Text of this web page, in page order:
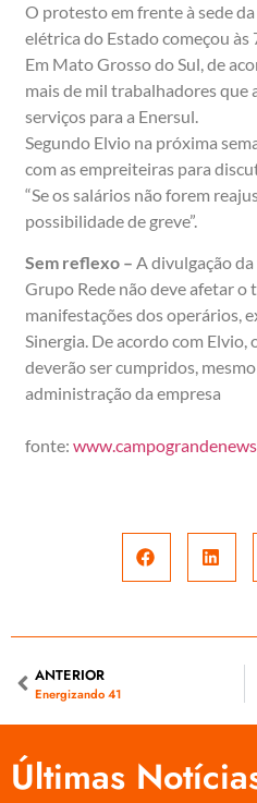
O protesto em frente à sede
elétrica do Estado começou às
Em Mato Grosso do Sul, de
mais de mil trabalhadores que
serviços para a Enersul.
Segundo Elvio na próxima
com as empreiteiras para
“Se os salários não forem
possibilidade de greve”.
Sem reflexo – A divulgação
Grupo Rede não deve afetar o
manifestações dos operários,
Sinergia. De acordo com Elvio,
deverão ser cumpridos,
administração da empresa
fonte:
ANTERIOR
Energizando 41
Últimas